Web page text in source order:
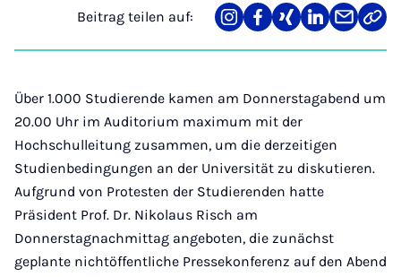
Beitrag teilen auf:
Teilen
auf
Teilen
auf
Teilen
auf
Teilen
auf
Teilen
über
Mail
Link
Über 1.000 Studierende kamen am Donnerstagabend um
20.00 Uhr im Auditorium maximum mit der
Hochschulleitung zusammen, um die derzeitigen
Studienbedingungen an der Universität zu diskutieren.
Aufgrund von Protesten der Studierenden hatte
Präsident Prof. Dr. Nikolaus Risch am
Donnerstagnachmittag angeboten, die zunächst
geplante nichtöffentliche Pressekonferenz auf den Abend